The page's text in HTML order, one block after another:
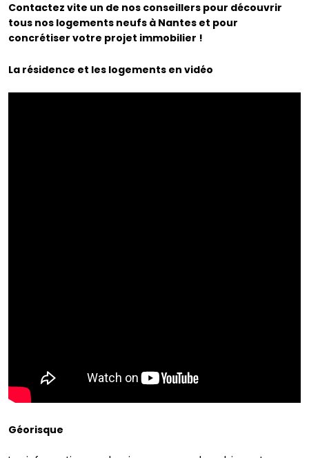
Contactez vite un de nos conseillers pour découvrir
tous nos logements neufs à Nantes et pour
concrétiser votre projet immobilier !
La résidence et les logements en vidéo
Géorisque